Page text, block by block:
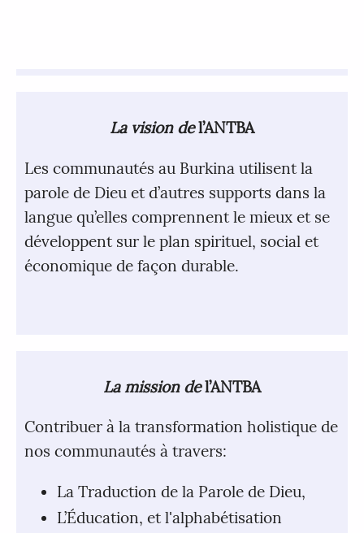
La vision del’ANTBA
Les communautés au Burkina utilisent la
parole de Dieu et d’autres supports dans la
langue qu’elles comprennent le mieux et se
développent sur le plan spirituel, social et
économique de façon durable.
La mission del’ANTBA
Contribuer à la transformation holistique de
nos communautés à travers:
La Traduction de la Parole de Dieu,
L’Éducation, et l'alphabétisation